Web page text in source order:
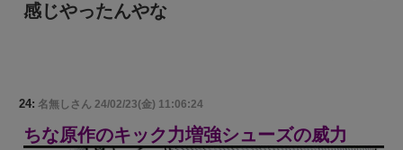
感じやったんやな
24: 名無しさん 24/02/23(金) 11:06:24
ちな原作のキック力増強シューズの威力